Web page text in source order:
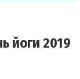
йоги 2019